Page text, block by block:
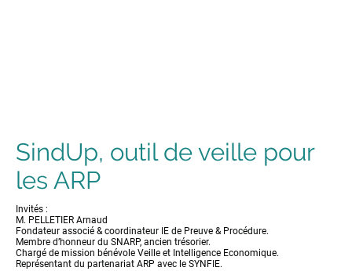
SindUp, outil de veille pour
les ARP
Invités :
M. PELLETIER Arnaud
Fondateur associé & coordinateur IE de Preuve & Procédure.
Membre d’honneur du SNARP, ancien trésorier.
Chargé de mission bénévole Veille et Intelligence Economique.
Représentant du partenariat ARP avec le SYNFIE.